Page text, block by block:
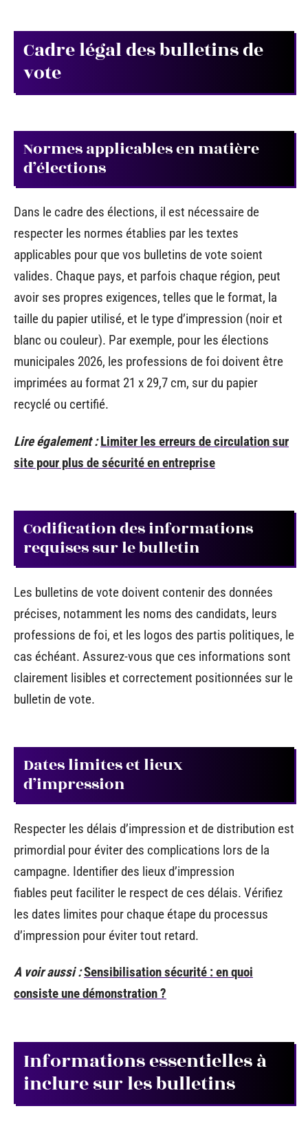
Cadre légal des bulletins de
vote
Normes applicables en matière
d’élections
Dans le cadre des élections, il est nécessaire de
respecter les normes établies par les textes
applicables pour que vos bulletins de vote soient
valides. Chaque pays, et parfois chaque région, peut
avoir ses propres exigences, telles que le format, la
taille du papier utilisé, et le type d’impression (noir et
blanc ou couleur). Par exemple, pour les élections
municipales 2026, les professions de foi doivent être
imprimées au format 21 x 29,7 cm, sur du papier
recyclé ou certifié.
Lire également : Limiter les erreurs de circulation sur
site pour plus de sécurité en entreprise
Codification des informations
requises sur le bulletin
Les bulletins de vote doivent contenir des données
précises, notamment les noms des candidats, leurs
professions de foi, et les logos des partis politiques, le
cas échéant. Assurez-vous que ces informations sont
clairement lisibles et correctement positionnées sur le
bulletin de vote.
Dates limites et lieux
d’impression
Respecter les délais d’impression et de distribution est
primordial pour éviter des complications lors de la
campagne. Identifier des lieux d’impression
fiables peut faciliter le respect de ces délais. Vérifiez
les dates limites pour chaque étape du processus
d’impression pour éviter tout retard.
A voir aussi :Sensibilisation sécurité : en quoi
consiste une démonstration ?
Informations essentielles à
inclure sur les bulletins